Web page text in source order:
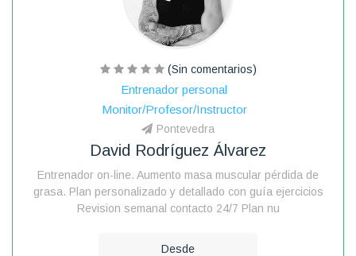
(Sin comentarios)
Entrenador personal
Monitor/Profesor/Instructor
Pontevedra
David Rodríguez Álvarez
Entrenador on-line. Aumento masa muscular pérdida de
grasa. Plan personalizado y detallado con guía ejercicios
Revision semanal contacto 24/7 Plan nu
Desde